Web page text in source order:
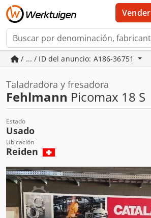
Vender
/ ... / ID del anuncio: A186-36751
Taladradora y fresadora
Fehlmann Picomax 18 S
Estado
Usado
Ubicación
Reiden